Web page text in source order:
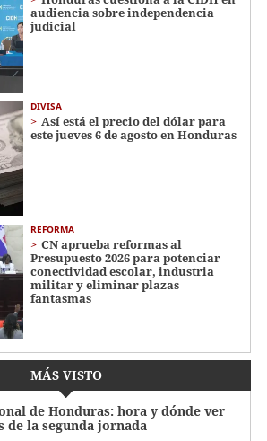
audiencia sobre independencia
judicial
DIVISA
Así está el precio del dólar para
este jueves 6 de agosto en Honduras
REFORMA
CN aprueba reformas al
Presupuesto 2026 para potenciar
conectividad escolar, industria
militar y eliminar plazas
fantasmas
MÁS VISTO
de Honduras: hora y dónde ver
de la segunda jornada